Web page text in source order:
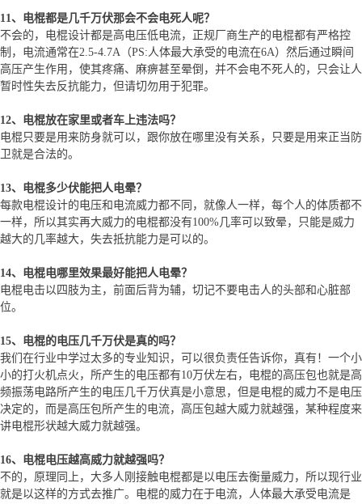
11、电棍都是几千万伏那会不会电死人呢？
不会的，电棍设计都是高电压低电流，正规厂商生产的电棍都有严格控
制，电流通常在2.5-4.7A（PS:人体最大承受的电流在6A）然后通过瞬间
高压产生作用，使其疼痛、麻痹甚至晕倒，并不会电不死人的，只会让人
暂时性失去反抗能力，但请切勿用于犯罪。
12、电棍放在家里或者车上违法吗？
电棍只要是用来防身就可以，跟你放在哪里没有关系，只要是用来正当防
卫就是合法的。
13、电棍多少伏能把人电晕？
每款电棍设计的电压和电流威力都不同，就像人一样，每个人的体质都不
一样，所以其实再大威力的电棍都没有100%几率可以致晕，只能是威力
越大的几率越大，失去抵抗能力是可以的。
14、电棍电哪里效果最好能把人电晕？
电棍电击以四肢为主，前面后背为辅，切记不要电击人的头部和心脏部
位。
15、电棍的电压几千万伏是真的吗？
我们在行业中学过太多的专业知识，可以很负责任告诉你，真有！一个小
小的打火机点火，所产生的电压都有10万伏左右，电棍的高压包也就是高
频振荡电路所产生的电压几千万伏真是小意思，但是电棍的威力不是电压
决定的，而是高压包所产生的电流，高压包越大威力就越强，某种程度来
讲电棍形状越大威力就越强。
16、电棍电压越高威力就越强吗？
不的，原理同上，大多人刚接触电棍都是以电压去衡量威力，所以现行业
就是以这样的方式去推广。电棍的威力在于电流，人体最大承受电流是